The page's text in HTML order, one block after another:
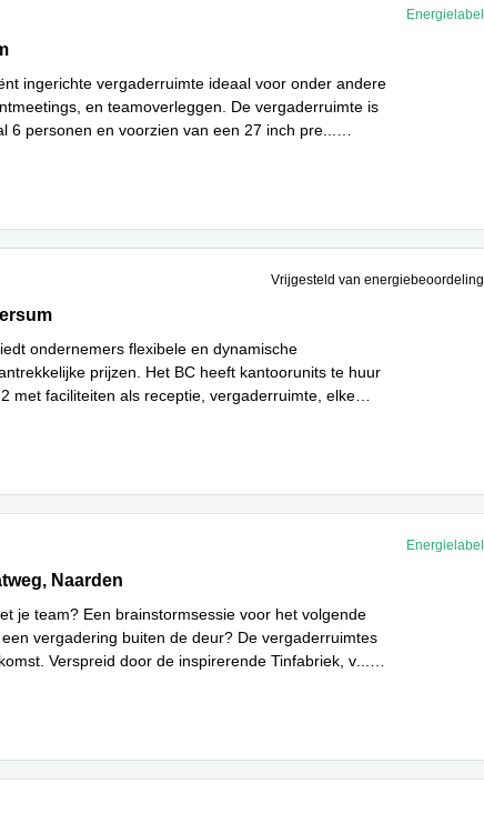
Energielabel
ingerichte vergaderruimte ideaal voor onder andere
en teamoverleggen. De vergaderruimte is
6 personen en voorzien van een 27 inch pre
Vrijgesteld van energiebeoordeling
ondernemers flexibele en dynamische
prijzen. Het BC heeft kantoorunits te huur
met faciliteiten als receptie, vergaderruimte, elke
Energielabel
5, Naarden
Naarden
je team? Een brainstormsessie voor het volgende
vergadering buiten de deur? De vergaderruimtes
Verspreid door de inspirerende Tinfabriek, v